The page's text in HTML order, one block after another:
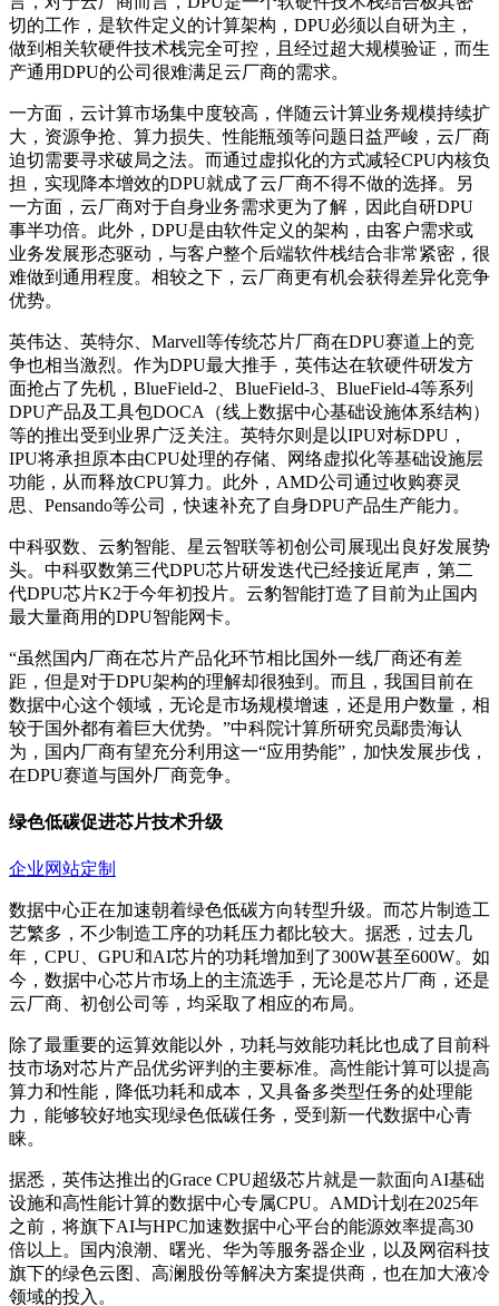
切的工作，是软件定义的计算架构，DPU必须以自研为主，
做到相关软硬件技术栈完全可控，且经过超大规模验证，而生
产通用DPU的公司很难满足云厂商的需求。
一方面，云计算市场集中度较高，伴随云计算业务规模持续扩
大，资源争抢、算力损失、性能瓶颈等问题日益严峻，云厂商
迫切需要寻求破局之法。而通过虚拟化的方式减轻CPU内核负
担，实现降本增效的DPU就成了云厂商不得不做的选择。另
一方面，云厂商对于自身业务需求更为了解，因此自研DPU
事半功倍。此外，DPU是由软件定义的架构，由客户需求或
业务发展形态驱动，与客户整个后端软件栈结合非常紧密，很
难做到通用程度。相较之下，云厂商更有机会获得差异化竞争
优势。
英伟达、英特尔、Marvell等传统芯片厂商在DPU赛道上的竞
争也相当激烈。作为DPU最大推手，英伟达在软硬件研发方
面抢占了先机，BlueField-2、BlueField-3、BlueField-4等系列
DPU产品及工具包DOCA（线上数据中心基础设施体系结构）
等的推出受到业界广泛关注。英特尔则是以IPU对标DPU，
IPU将承担原本由CPU处理的存储、网络虚拟化等基础设施层
功能，从而释放CPU算力。此外，AMD公司通过收购赛灵
思、Pensando等公司，快速补充了自身DPU产品生产能力。
中科驭数、云豹智能、星云智联等初创公司展现出良好发展势
头。中科驭数第三代DPU芯片研发迭代已经接近尾声，第二
代DPU芯片K2于今年初投片。云豹智能打造了目前为止国内
最大量商用的DPU智能网卡。
“虽然国内厂商在芯片产品化环节相比国外一线厂商还有差
距，但是对于DPU架构的理解却很独到。而且，我国目前在
数据中心这个领域，无论是市场规模增速，还是用户数量，相
较于国外都有着巨大优势。”中科院计算所研究员鄢贵海认
为，国内厂商有望充分利用这一“应用势能”，加快发展步伐，
在DPU赛道与国外厂商竞争。
绿色低碳促进芯片技术升级
企业网站定制
数据中心正在加速朝着绿色低碳方向转型升级。而芯片制造工
艺繁多，不少制造工序的功耗压力都比较大。据悉，过去几
年，CPU、GPU和AI芯片的功耗增加到了300W甚至600W。如
今，数据中心芯片市场上的主流选手，无论是芯片厂商，还是
云厂商、初创公司等，均采取了相应的布局。
除了最重要的运算效能以外，功耗与效能功耗比也成了目前科
技市场对芯片产品优劣评判的主要标准。高性能计算可以提高
算力和性能，降低功耗和成本，又具备多类型任务的处理能
力，能够较好地实现绿色低碳任务，受到新一代数据中心青
睐。
据悉，英伟达推出的Grace CPU超级芯片就是一款面向AI基础
设施和高性能计算的数据中心专属CPU。AMD计划在2025年
之前，将旗下AI与HPC加速数据中心平台的能源效率提高30
倍以上。国内浪潮、曙光、华为等服务器企业，以及网宿科技
旗下的绿色云图、高澜股份等解决方案提供商，也在加大液冷
领域的投入。